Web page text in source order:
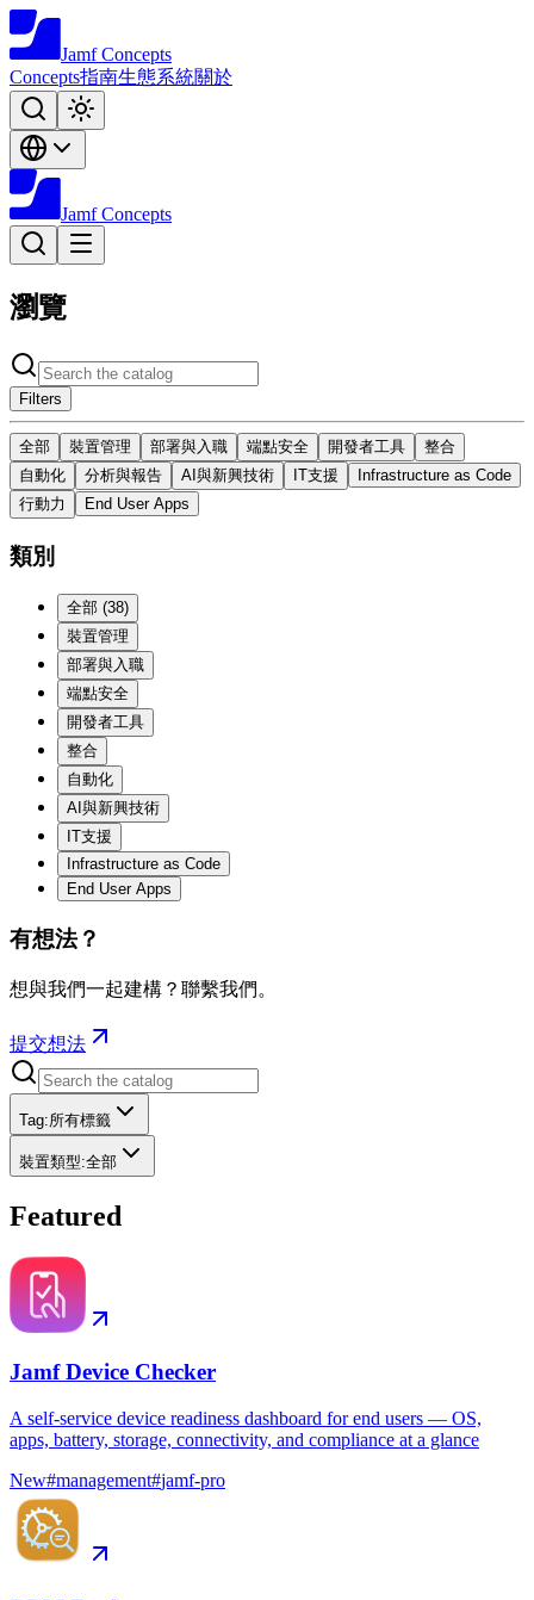
Jamf Concepts
Concepts指南生態系統關於
Jamf Concepts
瀏覽
Filters
全部 裝置管理 部署與入職 端點安全 開發者工具
整合
自動化
分析與報告 AI與新興技術 IT支援
Infrastructure as Code
行動力
End User Apps
類別
全部 (38)
裝置管理
部署與入職
端點安全
開發者工具
整合
自動化
AI與新興技術
IT支援
Infrastructure as Code
End User Apps
有想法？
想與我們一起建構？聯繫我們。
提交想法
Tag:所有標籤
裝置類型:全部
Featured
Jamf Device Checker
A self-service device readiness dashboard for end users — OS,
apps, battery, storage, connectivity, and compliance at a glance
New#management#jamf-pro